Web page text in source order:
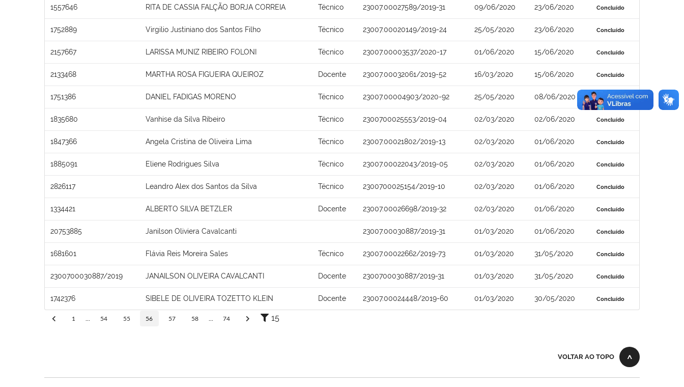
1557646 RITA DE CASSIA FALÇÃO BORJA CORREIA Técnico 23007.00027589/2019-31 09/06/2020 23/06/2020 Concluído
1752889 Virgilio Justiniano dos Santos Filho Técnico 23007.00020149/2019-24 25/05/2020 23/06/2020 Concluído
2157667 LARISSA MUNIZ RIBEIRO FOLONI Técnico 23007.00003537/2020-17 01/06/2020 15/06/2020 Concluído
2133468 MARTHA ROSA FIGUEIRA QUEIROZ Docente 23007.00032061/2019-52 16/03/2020 15/06/2020 Concluído
1751386 DANIEL FADIGAS MORENO Técnico 23007.00004903/2020-92 25/05/2020 08/06/2020 Concluído
1835680 Vanhise da Silva Ribeiro Técnico 2300700025553/2019-04 02/03/2020 02/06/2020 Concluído
1847366 Angela Cristina de Oliveira Lima Técnico 23007.00021802/2019-13 02/03/2020 01/06/2020 Concluído
1885091 Eliene Rodrigues Silva Técnico 23007.00022043/2019-05 02/03/2020 01/06/2020 Concluído
2826117 Leandro Alex dos Santos da Silva Técnico 2300700025154/2019-10 02/03/2020 01/06/2020 Concluído
1334421 ALBERTO SILVA BETZLER Docente 23007.00026698/2019-32 02/03/2020 01/06/2020 Concluído
20753885 Janilson Oliviera Cavalcanti 23007.00030887/2019-31 01/03/2020 01/06/2020 Concluído
1681601 Flávia Reis Moreira Sales Técnico 23007.00022662/2019-73 01/03/2020 31/05/2020 Concluído
2300700030887/2019 JANAILSON OLIVEIRA CAVALCANTI Docente 2300700030887/2019-31 01/03/2020 31/05/2020 Concluído
1742376 SIBELE DE OLIVEIRA TOZETTO KLEIN Docente 23007.00024448/2019-60 01/03/2020 30/05/2020 Concluído
1 54 55 56 57 58 74 15
VOLTAR AO TOPO